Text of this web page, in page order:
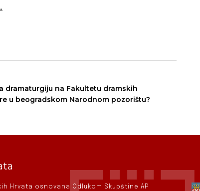
dramaturgiju na Fakultetu dramskih
u beogradskom Narodnom pozorištu?
Hrvata osnovana Odlukom Skupštine AP